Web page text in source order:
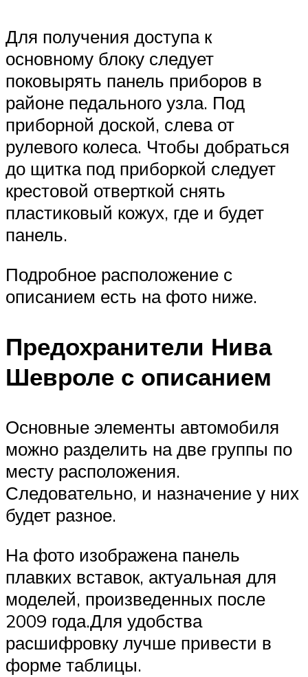
Меню
Для получения доступа к
основному блоку следует
поковырять панель приборов в
районе педального узла. Под
приборной доской, слева от
рулевого колеса. Чтобы добраться
до щитка под приборкой следует
крестовой отверткой снять
пластиковый кожух, где и будет
панель.
Подробное расположение с
описанием есть на фото ниже.
Предохранители Нива
Шевроле с описанием
Основные элементы автомобиля
можно разделить на две группы по
месту расположения.
Следовательно, и назначение у них
будет разное.
На фото изображена панель
плавких вставок, актуальная для
моделей, произведенных после
2009 года.Для удобства
расшифровку лучше привести в
форме таблицы.